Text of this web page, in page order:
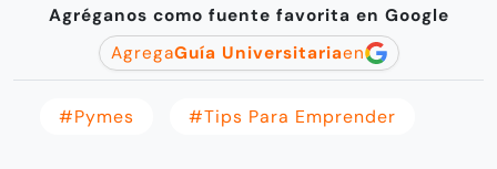
Agréganos como fuente favorita en Google
AgregaGuía Universitariaen
#pymes #Tips Para Emprender